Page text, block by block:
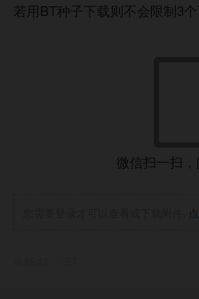
若
用 BT种子下载则不会限制 3
微信扫一扫